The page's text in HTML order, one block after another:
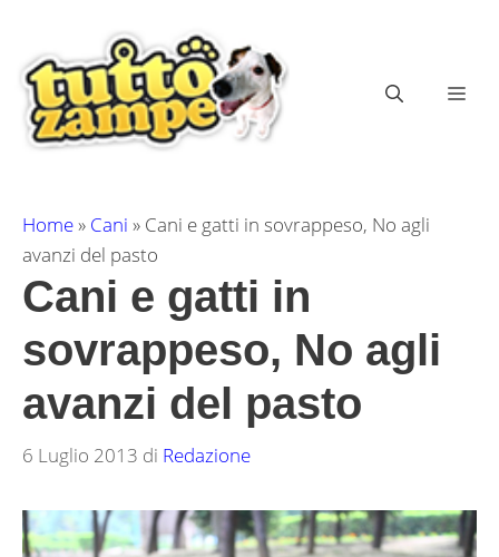
contenuto
Home» Cani » Cani e gatti in sovrappeso, No agli
avanzi del pasto
Cani e gatti in
sovrappeso, No agli
avanzi del pasto
6 Luglio 2013 di Redazione